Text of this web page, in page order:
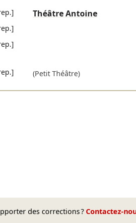
Théâtre Antoine
(Petit Théâtre)
des corrections ? Contactez-